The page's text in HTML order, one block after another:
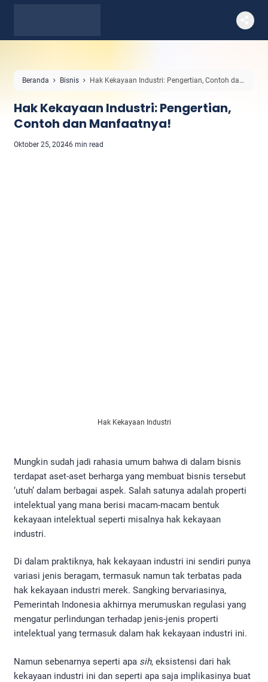
Beranda Bisnis
Hak Kekayaan Industri: Pengertian, Contoh dan
Hak Kekayaan Industri: Pengertian,
Contoh dan Manfaatnya!
Oktober 25, 20246 min read
Hak Kekayaan Industri
Mungkin sudah jadi rahasia umum bahwa di dalam bisnis
terdapat aset-aset berharga yang membuat bisnis tersebut
‘utuh’ dalam berbagai aspek. Salah satunya adalah properti
intelektual yang mana berisi macam-macam bentuk
kekayaan intelektual seperti misalnya hak kekayaan
industri.
Di dalam praktiknya, hak kekayaan industri ini sendiri punya
variasi jenis beragam, termasuk namun tak terbatas pada
hak kekayaan industri merek. Sangking bervariasinya,
Pemerintah Indonesia akhirnya merumuskan regulasi yang
mengatur perlindungan terhadap jenis-jenis properti
intelektual yang termasuk dalam hak kekayaan industri ini.
Namun sebenarnya seperti apa sih, eksistensi dari hak
kekayaan industri ini dan seperti apa saja implikasinya buat